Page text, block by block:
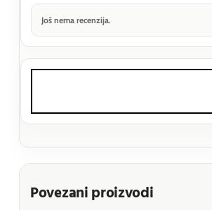
Još nema recenzija.
Povezani proizvodi